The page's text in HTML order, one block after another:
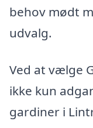
behov mødt
udvalg.
Ved at vælge
ikke kun
gardiner i